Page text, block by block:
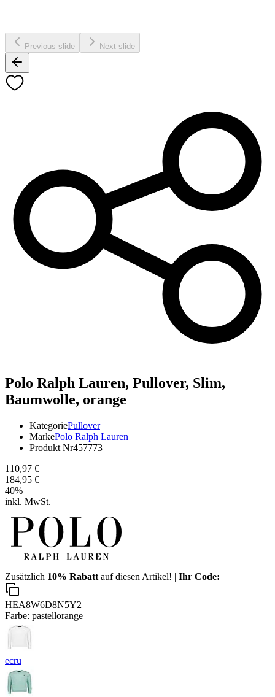
Previous slide Next slide
Polo Ralph Lauren, Pullover, Slim,
Baumwolle, orange
KategoriePullover
MarkePolo Ralph Lauren
Produkt Nr457773
110,97 €
184,95 €
40%
inkl. MwSt.
Zusätzlich 10% Rabatt auf diesen Artikel! | Ihr Code:
HEA8W6D8N5Y2
Farbe: pastellorange
ecru